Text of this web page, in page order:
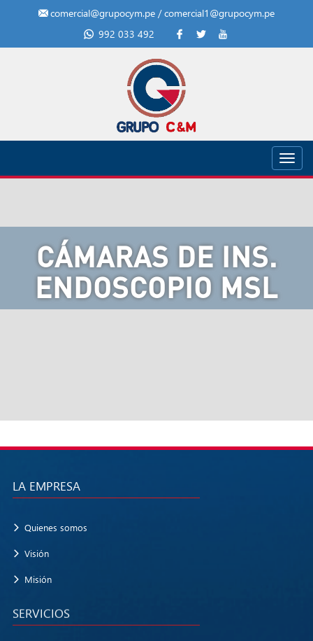
comercial@grupocym.pe / comercial1@grupocym.pe
992 033 492
CÁMARAS DE INS.
ENDOSCOPIO MSL
LA EMPRESA
Quienes somos
Visión
Misión
SERVICIOS